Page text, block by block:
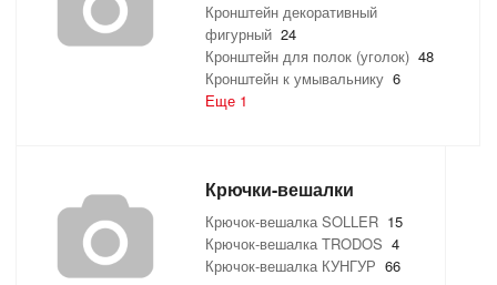
Кронштейн декоративный
фигурный 24
Кронштейн для полок (уголок) 48
Кронштейн к умывальнику 6
Еще 1
Крючки-вешалки
Крючок-вешалка SOLLER 15
Крючок-вешалка TRODOS 4
Крючок-вешалка КУНГУР 66